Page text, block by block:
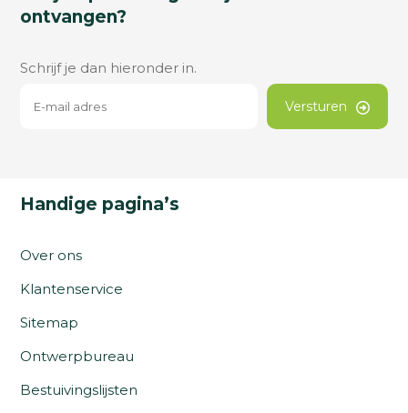
ontvangen?
Schrijf je dan hieronder in.
Versturen
Handige pagina’s
Over ons
Klantenservice
Sitemap
Ontwerpbureau
Bestuivingslijsten